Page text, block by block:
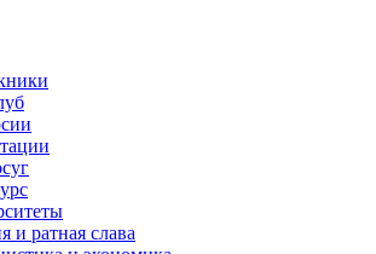
и ратная слава